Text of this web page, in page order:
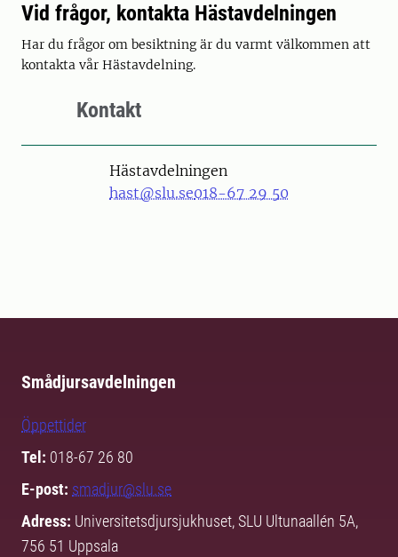
Vid frågor, kontakta Hästavdelningen
Har du frågor om besiktning är du varmt välkommen att
kontakta vår Hästavdelning.
Kontakt
Hästavdelningen
hast@slu.se018-67 29 50
Smådjursavdelningen
Öppettider
Tel: 018-67 26 80
E-post: smadjur@slu.se
Adress: Universitetsdjursjukhuset, SLU Ultunaallén 5A,
756 51 Uppsala